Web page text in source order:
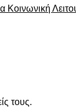
Κοινωνική
τους.